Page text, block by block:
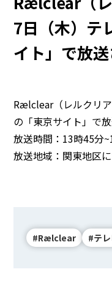
IR情報
採用情報
お問い合わせ
7日（木）テ
イト」で放送
Rælclear（レルクリ
の「東京サイト」で
放送時間：13時45分
放送地域：関東地区
#Rælclear #テ